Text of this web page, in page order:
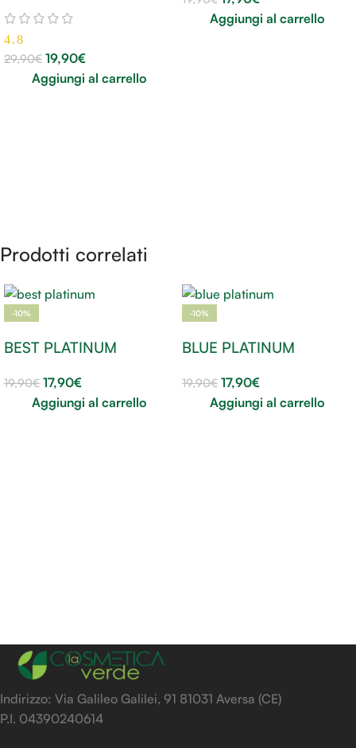
4.8
29,90€ 19,90€
Aggiungi al carrello
Aggiungi al carrello
Prodotti correlati
-10%
BEST PLATINUM
19,90€ 17,90€
Aggiungi al carrello
-10%
BLUE PLATINUM
19,90€ 17,90€
Aggiungi al carrello
Indirizzo: Via Galileo Galilei, 91 81031 Aversa (CE)
P.I. 04390240614